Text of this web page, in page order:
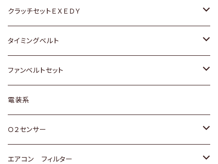
マツダ
三菱
スバル
日野
アストロ（シボレー）
クライスラー
日産
ダイハツ
マツダ
三菱
スバル
日産
ホンダ
マツダ
ホンダ
スズキ
ダイハツ
マツダ
三菱
スバル
クラッチセットＥＸＥＤＹ
ホンダ
スズキ
日産
ダイハツ
マツダ
タイミングベルト
トヨタ
スズキ
ダイハツ
三菱
ファンベルトセット
トヨタ
ホンダ
スズキ
電装系
Ｏ２センサー
トヨタ
エアコン フィルター